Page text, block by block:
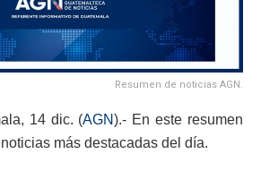
Resumen de noticias AGN.
14 dic. (AGN).- En este resumen
más destacadas del día.